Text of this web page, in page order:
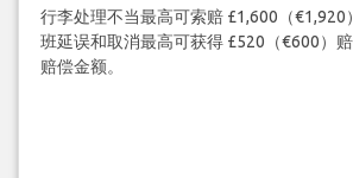
行李处理不当最高可索赔 £1,600（€1,920
班延误和取消最高可获得 £520（€600）
赔偿金额。